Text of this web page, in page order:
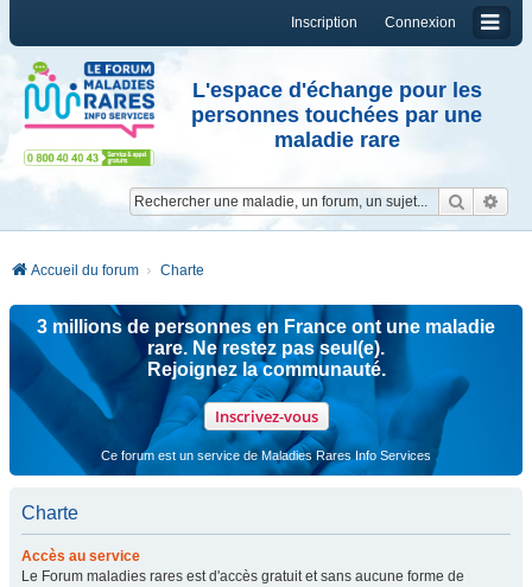
Connexion
Inscription
L'espace d'échange pour les
personnes touchées par une
maladie rare
Accueil du forum Charte
3 millions de personnes en France ont une maladie
rare. Ne restez pas seul(e).
Rejoignez la communauté.
Inscrivez-vous
Ce forum est un service de Maladies Rares Info Services
Charte
Accès au service
Le Forum maladies rares est d'accès gratuit et sans aucune forme de